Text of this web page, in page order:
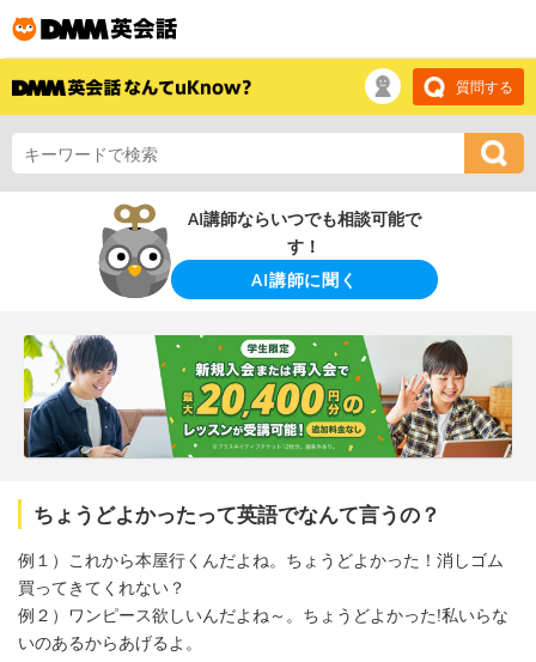
質問する
AI講師ならいつでも相談可能で
す！
AI講師に聞く
ちょうどよかったって英語でなんて言うの？
例１）これから本屋行くんだよね。ちょうどよかった！消しゴム
買ってきてくれない？
例２）ワンピース欲しいんだよね～。ちょうどよかった!私いらな
いのあるからあげるよ。